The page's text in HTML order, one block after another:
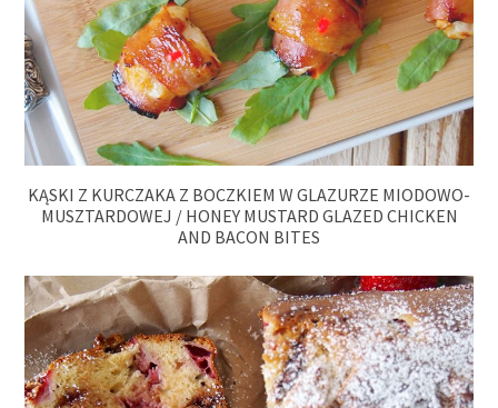
KĄSKI Z KURCZAKA Z BOCZKIEM W GLAZURZE MIODOWO-
MUSZTARDOWEJ / HONEY MUSTARD GLAZED CHICKEN
AND BACON BITES